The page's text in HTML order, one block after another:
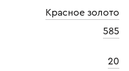
Красное золото
585
20